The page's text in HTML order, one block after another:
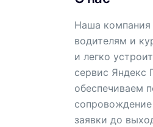
Наша компания
водителям и
и легко
сервис
обеспечиваем
заявки до